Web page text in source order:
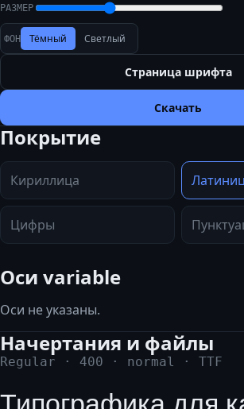
РАЗМЕР
ФОН Тёмный Светлый
Страница шрифта
Скачать
Покрытие
Кириллица
Цифры
Оси variable
Оси не указаны.
Начертания и файлы
Regular · 400 · normal · TTF